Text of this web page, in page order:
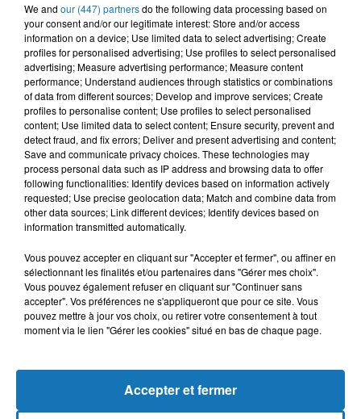
L'HOROSCOPE
Bélier Taureau Gémeaux
We and our (447) partnersdo the following data processing based on
your consent and/or our legitimate interest: Store and/or access
information on a device; Use limited data to select advertising; Create
profiles for personalised advertising; Use profiles to select personalised
advertising; Measure advertising performance; Measure content
performance; Understand audiences through statistics or combinations
of data from different sources; Develop and improve services; Create
profiles to personalise content; Use profiles to select personalised
content; Use limited data to select content; Ensure security, prevent and
detect fraud, and fix errors; Deliver and present advertising and content;
Save and communicate privacy choices. These technologies may
process personal data such as IP address and browsing data to offer
following functionalities: Identify devices based on information actively
requested; Use precise geolocation data; Match and combine data from
other data sources; Link different devices; Identify devices based on
information transmitted automatically.
Vous pouvez accepter en cliquant sur "Accepter et fermer", ou affiner en
sélectionnant les finalités et/ou partenaires dans "Gérer mes choix".
Vous pouvez également refuser en cliquant sur "Continuer sans
accepter". Vos préférences ne s'appliqueront que pour ce site. Vous
pouvez mettre à jour vos choix, ou retirer votre consentement à tout
moment via le lien "Gérer les cookies" situé en bas de chaque page.
Accepter et fermer